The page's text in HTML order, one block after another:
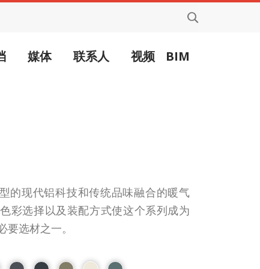
媒体 联系人 视频 BIM
的现代铝科技和传统品味融合的暖气
彩选择以及装配方式使这个系列成为
选材之一。